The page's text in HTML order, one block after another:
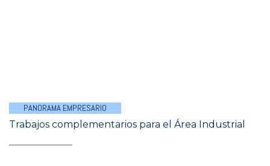
PANORAMA EMPRESARIO
Trabajos complementarios para el Área Industrial